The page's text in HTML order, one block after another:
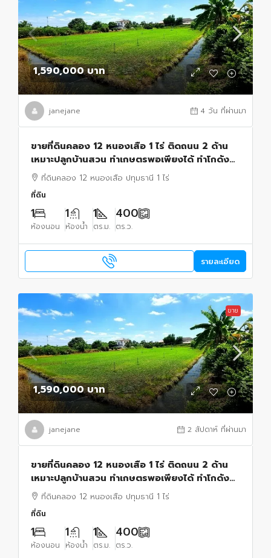
1,590,000 บาท
janejane 4 วัน ที่ผ่านมา
ขายที่ดินคลอง 12 หนองเสือ 1 ไร่ ติดถนน 2 ด้าน
เหมาะปลูกบ้านสวน ทำเกษตรพอเพียงได้ ทำโกดัง
อยู่ใกล้แหล่งชุมชน
ที่ดินคลอง 12 หนองเสือ ปทุมธานี 1 ไร่
ที่ดิน
1
ห้องนอน
1
ห้องน้ำ
1
ตร.ม.
400
ตร.ว.
รายละเอียด
ขาย
1,590,000 บาท
janejane 2 สัปดาห์ ที่ผ่านมา
ขายที่ดินคลอง 12 หนองเสือ 1 ไร่ ติดถนน 2 ด้าน
เหมาะปลูกบ้านสวน ทำเกษตรพอเพียงได้ ทำโกดัง
อยู่ใกล้แหล่งชุมชน
ที่ดินคลอง 12 หนองเสือ ปทุมธานี 1 ไร่
ที่ดิน
1
ห้องนอน
1
ห้องน้ำ
1
ตร.ม.
400
ตร.ว.